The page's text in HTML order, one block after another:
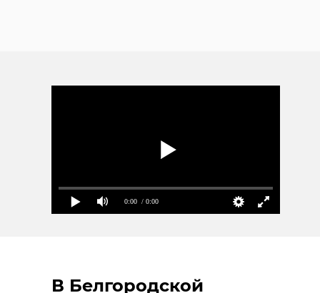
0:00 / 0:00
В Белгородской